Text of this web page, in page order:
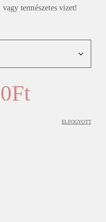
természetes vizet!
Ft
ELFOGYOTT